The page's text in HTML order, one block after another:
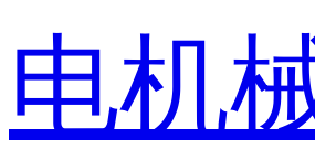
电机